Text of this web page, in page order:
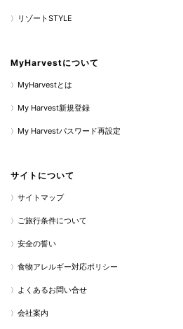
リゾートSTYLE
MyHarvestについて
MyHarvestとは
My Harvest新規登録
My Harvestパスワード再設定
サイトについて
サイトマップ
ご旅行条件について
安全の誓い
食物アレルギー対応ポリシー
よくあるお問い合せ
会社案内